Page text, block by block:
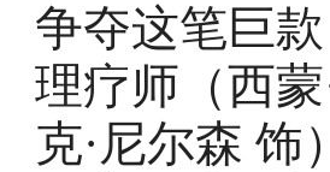
争夺这笔巨
理疗师（西
克·尼尔森